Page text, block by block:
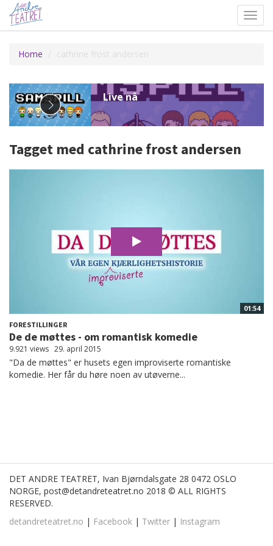
Home cathrine frost andersen
Tagget med cathrine frost andersen
01:54
FORESTILLINGER
De de møttes - om romantisk komedie
9.921 views 29. april 2015
"Da de møttes" er husets egen improviserte romantiske
komedie. Her får du høre noen av utøverne...
DET ANDRE TEATRET, Ivan Bjørndalsgate 28 0472 OSLO
NORGE, post@detandreteatret.no 2018 © ALL RIGHTS
RESERVED.
detandreteatret.no | Facebook | Twitter | Instagram